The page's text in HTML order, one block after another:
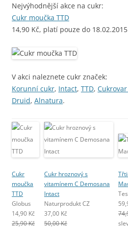
Nejvýhodnější akce na cukr:
Cukr moučka TTD
14,90 Kč, platí pouze do 18.02.2015
V akci naleznete cukr značek:
Korunní cukr, Intact, TTD,
Druid, Alnatura.
Cukr
moučka
TTD
Globus
14,90 Kč
25,90 Kč
Cukr hroznový s
vitamínem C Demosana
Intact
Naturprodukt CZ
37,00 Kč
50,00 Kč